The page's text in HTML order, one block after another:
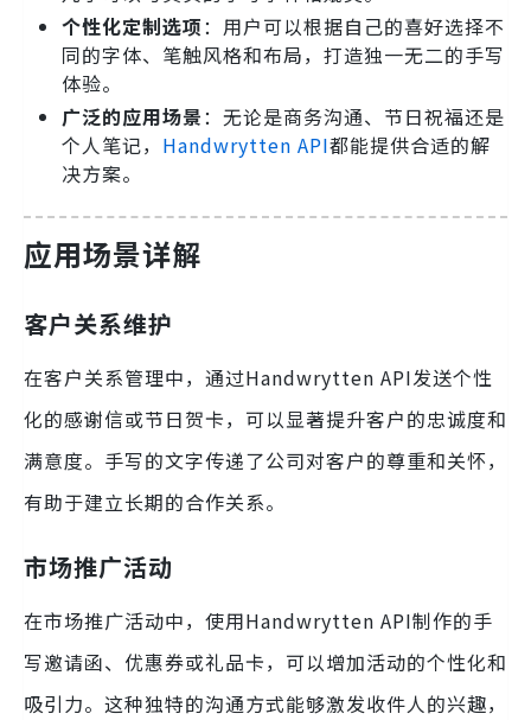
个性化定制选项：用户可以根据自己的喜好选择不
同的字体、笔触风格和布局，打造独一无二的手写
体验。
广泛的应用场景：无论是商务沟通、节日祝福还是
个人笔记， Handwrytten API都能提供合适的解
决方案。
应用场景详解
客户关系维护
在客户关系管理中，通过Handwrytten API发送个性
化的感谢信或节日贺卡，可以显著提升客户的忠诚度和
满意度。手写的文字传递了公司对客户的尊重和关怀，
有助于建立长期的合作关系。
市场推广活动
在市场推广活动中，使用Handwrytten API制作的手
写邀请函、优惠券或礼品卡，可以增加活动的个性化和
吸引力。这种独特的沟通方式能够激发收件人的兴趣，